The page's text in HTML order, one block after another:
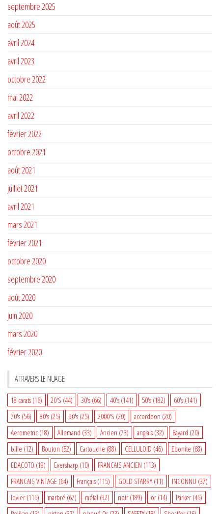
septembre 2025
août 2025
avril 2024
avril 2023
octobre 2022
mai 2022
avril 2022
février 2022
octobre 2021
août 2021
juillet 2021
avril 2021
mars 2021
février 2021
octobre 2020
septembre 2020
août 2020
juin 2020
mars 2020
février 2020
A TRAVERS LE NUAGE
18 carats (16) 20'S (44) 30's (66) 40's (141) 50's (182) 60's (141)
70's (56) 80's (25) 90's (25) 2000'S (20) accordeon (20)
Aerometric (18) Allemand (33) Ancien (73) anglais (32) Bayard (20)
bille (12) Bouton (52) Cartouche (88) CELLULOID (46) Ebonite (68)
EDACOTO (19) Eversharp (10) FRANCAIS ANCIEN (113)
FRANCAIS VINTAGE (64) Français (115) GOLD STARRY (11) INCONNU (37)
levier (115) marbré (67) métal (92) noir (189) or (14) Parker (45)